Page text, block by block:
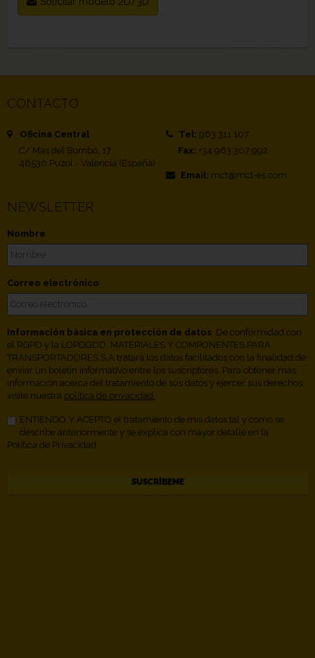
CONTACTO
Oficina Central
C/ Mas del Bombo, 17
46530 Puzol - Valencia (España)
Tel: 963 311 107
Fax: +34 963 307 992
Email: mct@mct-es.com
NEWSLETTER
Nombre
Correo electrónico
Información básica en protección de datos . De conformidad con
el RGPD y la LOPDGDD, MATERIALES Y COMPONENTES PARA
TRANSPORTADORES S.A tratará los datos facilitados con la finalidad de
enviar un boletín informativo entre los suscriptores. Para obtener más
información acerca del tratamiento de sus datos y ejercer sus derechos,
visite nuestra política de privacidad.
ENTIENDO Y ACEPTO el tratamiento de mis datos tal y como se
describe anteriormente y se explica con mayor detalle en la
Política de Privacidad.